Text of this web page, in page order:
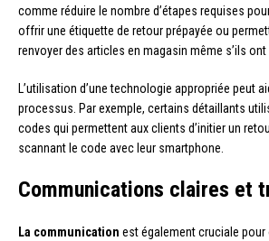
comme réduire le nombre d’étapes requises
offrir une étiquette de retour prépayée ou
renvoyer des articles en magasin même s’ils
L’utilisation d’une technologie appropriée peut
processus. Par exemple, certains détaillants
codes qui permettent aux clients d’initier un
scannant le code avec leur smartphone.
Communications claires et
La communication est également cruciale